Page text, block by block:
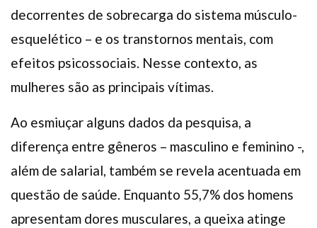
decorrentes de sobrecarga do sistema músculo-
esquelético – e os transtornos mentais, com
efeitos psicossociais. Nesse contexto, as
mulheres são as principais vítimas.
Ao esmiuçar alguns dados da pesquisa, a
diferença entre gêneros – masculino e feminino -,
além de salarial, também se revela acentuada em
questão de saúde. Enquanto 55,7% dos homens
apresentam dores musculares, a queixa atinge